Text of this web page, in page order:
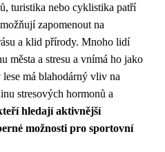
turistika nebo cyklistika patří
zapomenout na
a klid přírody. Mnoho lidí
města a stresu a vnímá ho jako
má blahodárný vliv na
stresových hormonů a
hledají aktivnější
možnosti pro sportovní